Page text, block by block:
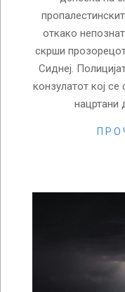
откако
скрши
Сиднеј.
конзулатот кој
нацртани